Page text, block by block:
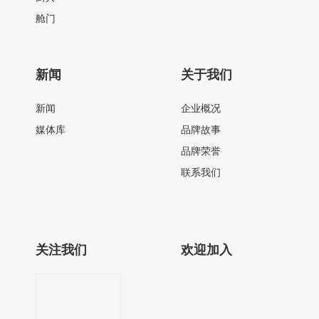
舱门
新闻
新闻
媒体库
关于我们
企业概况
品牌故事
品牌荣誉
联系我们
关注我们 欢迎加入